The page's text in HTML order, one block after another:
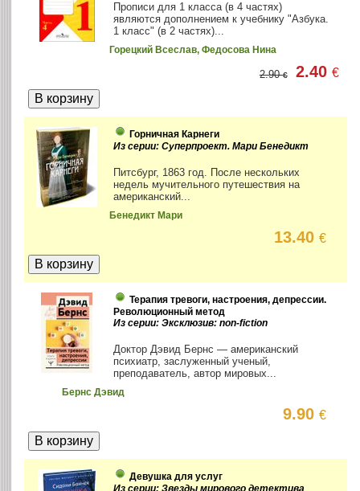
Прописи для 1 класса (в 4 частях)
являются дополнением к учебнику "Азбука.
1 класс" (в 2 частях)...
Горецкий Всеслав, Федосова Нина
2.90€ 2.40€
Горничная Карнеги
Из серии: Суперпроект. Мари Бенедикт
Питсбург, 1863 год. После нескольких
недель мучительного путешествия на
американский...
Бенедикт Мари
13.40€
Терапия тревоги, настроения, депрессии.
Революционный метод
Из серии: Эксклюзив: non-fiction
Доктор Дэвид Бернс — американский
психиатр, заслуженный ученый,
преподаватель, автор мировых...
Бернс Дэвид
9.90€
Девушка для услуг